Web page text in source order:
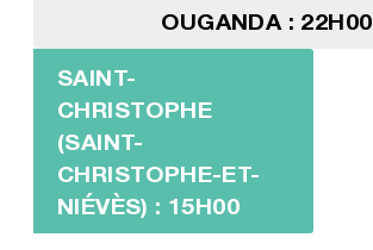
OUGANDA : 22H00
SAINT-
CHRISTOPHE
(SAINT-
CHRISTOPHE-ET-
NIÉVÈS) : 15H00